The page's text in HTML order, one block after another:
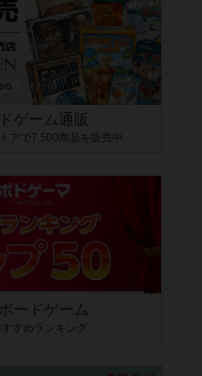
説明時間は含まれていないため、初めて
賊同士の対決など、ゲームコンセプトを絞
す。例えば「ダイスロール」はランダ
ゲーム通販
アで7,500商品を販売中
ードゲーム
すめランキング